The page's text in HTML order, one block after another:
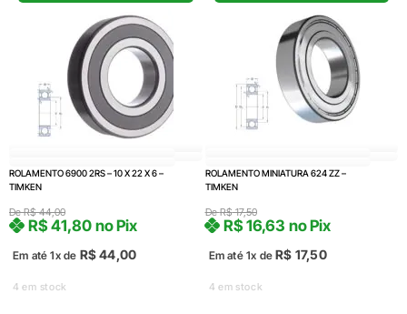
ROLAMENTO 6900 2RS – 10 X 22 X 6 –
TIMKEN
DeR$44,00
Em até 1x de R$44,00
R$41,80 no Pix
4 em stock
ROLAMENTO MINIATURA 624 ZZ –
TIMKEN
DeR$17,50
Em até 1x deR$ 17,50
R$16,63 no Pix
4 em stock